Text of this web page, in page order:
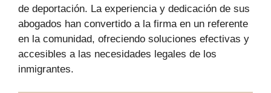
de deportación. La experiencia y dedicación de sus
abogados han convertido a la firma en un referente
en la comunidad, ofreciendo soluciones efectivas y
accesibles a las necesidades legales de los
inmigrantes.